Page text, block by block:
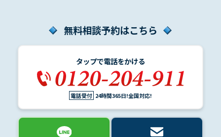
無料相談予約はこちら
タップで電話をかける
電話受付 24時間365日!全国対応!